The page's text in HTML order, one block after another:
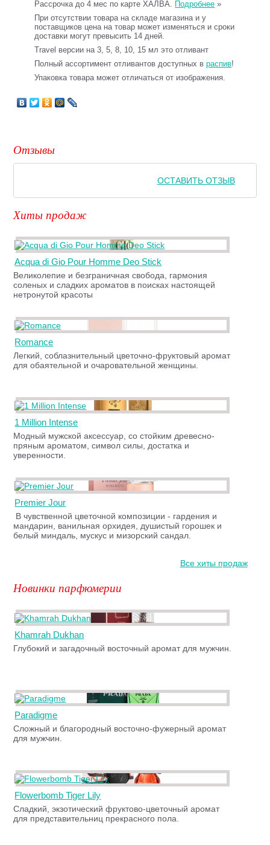
Рассрочка до 4 мес по карте ХАЛВА. Подробнее »
При отсутствии товара на складе магазина и у
поставщиков цена на товар может изменяться и сроки
доставки могут превысить 14 дней.
Travel версии на 3, 5, 8, 10, 15 мл это отливант
Полный ассортимент отливантов доступных враспив!
Упаковка товара может отличаться от изображения.
Отзывы
ОСТАВИТЬ ОТЗЫВ
Хиты продаж
Acqua di Gio Pour Homme Deo Stick
Великолепие и безграничная свобода, гармония
соленых и сладких ароматов в поисках настоящей
нетронутой красоты
Romance
Легкий, соблазнительный цветочно-фруктовый аромат
для обаятельной и очаровательной женщины.
1 Million Intense
Модный мужской аксессуар, со стойким древесно-
пряным ароматом, символ силы, достатка и
уверенности.
Premier Jour
В чувственной цветочной композиции - гардения и
мандарин, ванильная орхидея, душистый горошек и
белый миндаль, мускус и мизорский сандал.
Все хиты продаж
Новинки парфюмерии
Khamrah Dukhan
Глубокий и загадочный восточный аромат для мужчин.
Paradigme
Сложный и благородный восточно-фужерный аромат
для мужчин.
Flowerbomb Tiger Lily
Сладкий, экзотический фруктово-цветочный аромат
для представительниц прекрасного пола.